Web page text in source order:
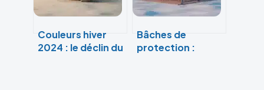
Couleurs hiver
2024 : le déclin du
Bâches de
protection :